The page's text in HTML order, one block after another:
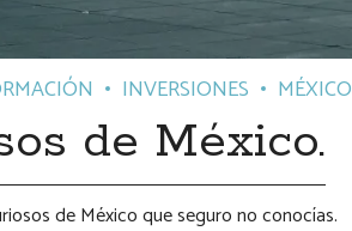
INVERSIONES MÉXICO
de México.
de México que seguro no conocías.